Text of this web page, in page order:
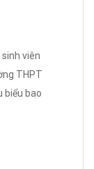
sinh viên
THPT
biểu bao